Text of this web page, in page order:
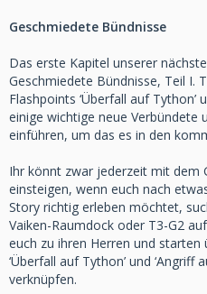
Geschmiedete Bündnisse
Das erste Kapitel unserer
Geschmiedete Bündnisse, Teil I.
Flashpoints ‘Überfall auf Tython’
einige wichtige neue Verbündete
einführen, um das es in den
Ihr könnt zwar jederzeit mit dem
einsteigen, wenn euch nach
Story richtig erleben möchtet,
Vaiken-Raumdock oder T3-G2
euch zu ihren Herren und
‘Überfall auf Tython’ und ‘Angriff
verknüpfen.